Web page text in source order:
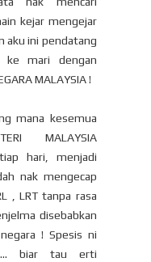
kejar mengejar
aku ini pendatang
mari dengan
MALAYSIA !
mana kesemua
MALAYSIA
hari, menjadi
nak mengecap
, LRT tanpa rasa
disebabkan
! Spesis ni
biar tau erti